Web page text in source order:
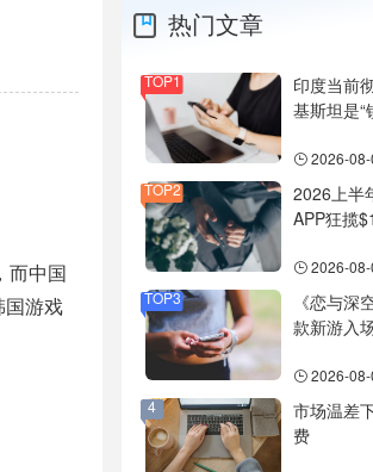
而中国
国游戏
热门文章
TOP1
印度当前
基斯坦是“
2026-
TOP2
2026上半
APP狂揽
NetShort
2026-
TOP3
《恋与深
款新游入
2026-
4
市场温差
费